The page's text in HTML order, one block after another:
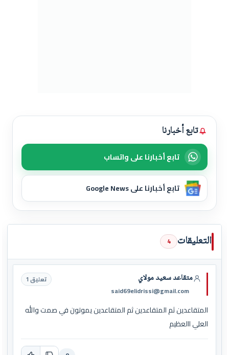
تابع أخبارنا
تابع أخبارنا على واتساب
تابع أخبارنا على Google News
التعليقات 4
متقاعد سعيد مولاي
said69elidrissi@gmail.com
تعليق 1
المتقاعدين ثم المتقاعدين ثم المتقاعدين يموتون في صمت والله
العلي االعظيم